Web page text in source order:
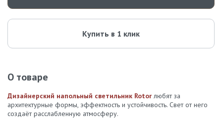
Купить в 1 клик
О товаре
Дизайнерский напольный светильник Rotor любят за
архитектурные формы, эффектность и устойчивость. Свет от него
создаёт расслабленную атмосферу.